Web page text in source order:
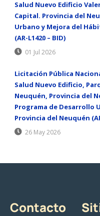
Salud Nuevo Edificio
Capital. Provincia del
Urbano y Mejora del
(AR-L1420 – BID)
01 Jul 2026
Licitación Pública
Salud Nuevo Edificio,
Neuquén, Provincia del
Programa de Desarrollo
Provincia del Neuquén
26 May 2026
Contacto